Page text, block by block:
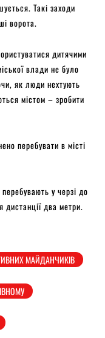
Такі заходи
ворота.
дитячими
влади не було
як люди нехтують
містом – зробити
перебувати в місті
у черзі до
дистанції два метри.
МАЙДАНЧИКІВ